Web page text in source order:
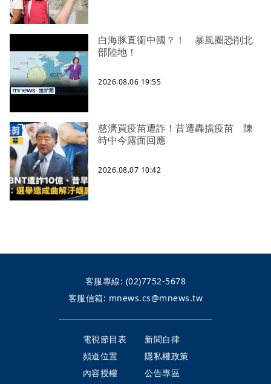
白海豚直衝中國？！ 暴風圈恐削北
部陸地！
2026.08.06 19:55
慈濟買疫苗遭詐！昔遭轟擋疫苗 陳
時中今露面回應
2026.08.07 10:42
客服專線: (02)7752-5678
客服信箱: mnews.cs@mnews.tw
電視節目表
新聞自律
頻道位置
隱私權政策
內容授權
公告專區